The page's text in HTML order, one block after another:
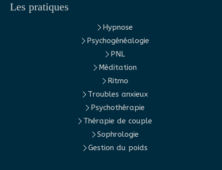
Les pratiques
Hypnose
Psychogénéalogie
PNL
Méditation
Ritmo
Troubles anxieux
Psychothérapie
Thérapie de couple
Sophrologie
Gestion du poids